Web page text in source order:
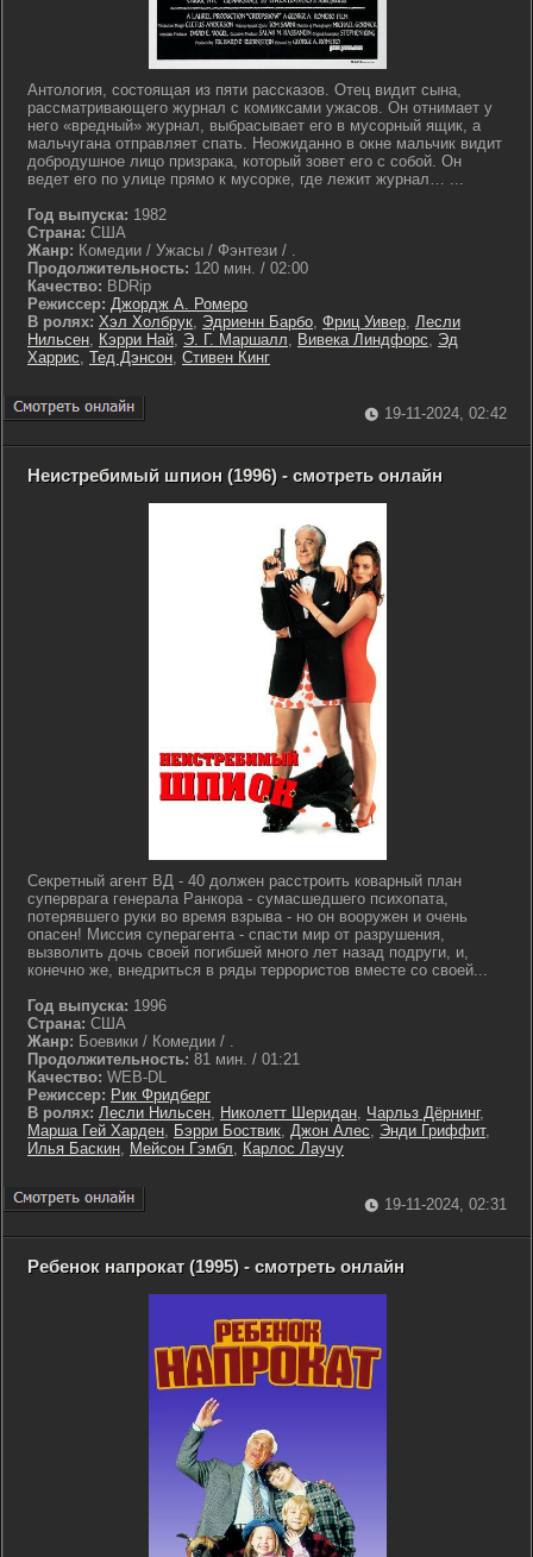
Антология, состоящая из пяти рассказов. Отец видит сына,
рассматривающего журнал с комиксами ужасов. Он отнимает у
него «вредный» журнал, выбрасывает его в мусорный ящик, а
мальчугана отправляет спать. Неожиданно в окне мальчик видит
добродушное лицо призрака, который зовет его с собой. Он
ведет его по улице прямо к мусорке, где лежит журнал… ...
Год выпуска: 1982
Страна: США
Жанр: Комедии / Ужасы / Фэнтези / .
Продолжительность: 120 мин. / 02:00
Качество: BDRip
Режиссер: Джордж А. Ромеро
В ролях: Хэл Холбрук, Эдриенн Барбо, Фриц Уивер, Лесли
Нильсен, Кэрри Най, Э. Г. Маршалл, Вивека Линдфорс, Эд
Харрис, Тед Дэнсон, Стивен Кинг
19-11-2024, 02:42
Неистребимый шпион (1996) - смотреть онлайн
Секретный агент ВД - 40 должен расстроить коварный план
суперврага генерала Ранкора - сумасшедшего психопата,
потерявшего руки во время взрыва - но он вооружен и очень
опасен! Миссия суперагента - спасти мир от разрушения,
вызволить дочь своей погибшей много лет назад подруги, и,
конечно же, внедриться в ряды террористов вместе со своей...
Год выпуска: 1996
Страна: США
Жанр: Боевики / Комедии / .
Продолжительность: 81 мин. / 01:21
Качество: WEB-DL
Режиссер: Рик Фридберг
В ролях: Лесли Нильсен, Николетт Шеридан, Чарльз Дёрнинг,
Марша Гей Харден, Бэрри Боствик, Джон Алес, Энди Гриффит,
Илья Баскин, Мейсон Гэмбл, Карлос Лаучу
19-11-2024, 02:31
Ребенок напрокат (1995) - смотреть онлайн